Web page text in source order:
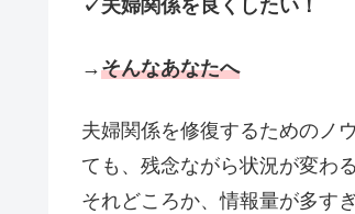
✓夫婦関係を良くしたい！
→そんなあなたへ
夫婦関係を修復するためのノ
ても、残念ながら状況が変わ
それどころか、情報量が多す